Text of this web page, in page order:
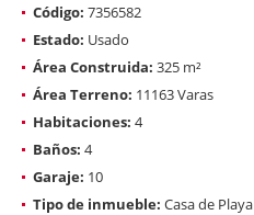
Código: 7356582
Estado: Usado
Área Construida: 325 m²
Área Terreno: 11163 Varas
Habitaciones: 4
Baños: 4
Garaje: 10
Tipo de inmueble: Casa de Playa